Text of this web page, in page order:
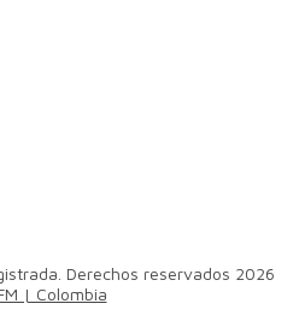
Derechos reservados 2026
| Colombia